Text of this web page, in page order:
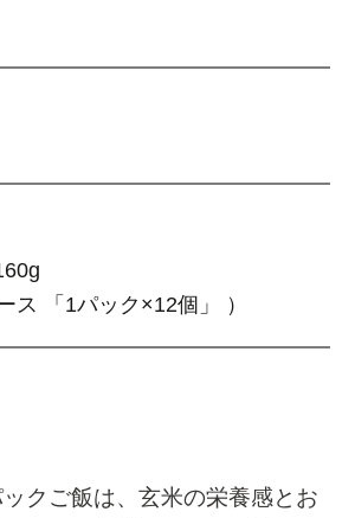
ス 「1パック×12個」 ）
クご飯は、玄米の栄養感とお